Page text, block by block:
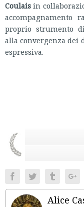
Coulais in
accompagnamento
proprio strumento
alla convergenza dei
espressiva.
FacebookTwitter Tumblr
Alice